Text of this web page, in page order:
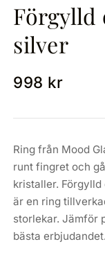
Förgylld
silver
998 kr
Ring från Mood
runt fingret och
kristaller.
är en ring
storlekar. Jämför
bästa erbjudandet.